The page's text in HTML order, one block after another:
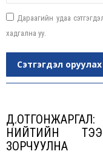
Дараагийн удаа
хадгална уу.
Сэтгэгдэл оруулах
НИЙТИЙН
ЗОРЧУУЛНА